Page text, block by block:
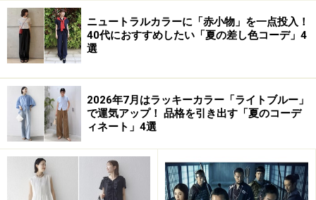
この 写真のブラウスのような、透け感のあるシアー素材
は、初夏から夏にかけておすすめ。肩の切り替え部分と
袖口、そしてブラウスの裾にたっぷりとギャザーが寄っ
たふわっと軽やかなシルエットも、爽やかな印象をまと
うのに一役買ってくれます。
ニュートラルカラーに「赤小物」を一点投入！
40代におすすめしたい「夏の差し色コーデ」4
選
2026年7月はラッキーカラー「ライトブルー」
で運気アップ！ 品格を引き出す「夏のコーデ
ィネート」4選